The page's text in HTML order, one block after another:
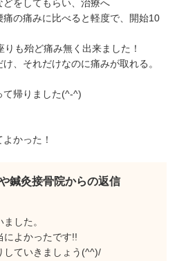
をしてもらい、治療へ
の痛みに比べると軽度で、開始10
も殆ど痛み無く出来ました！
、それだけなのに痛みが取れる。
て帰りました(^-^)
かった！
鍼灸接骨院からの返信
した。
によかったです!!
していきましょう(^^)/